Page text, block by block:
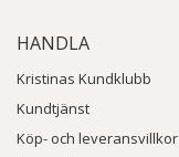
HANDLA
Kristinas Kundklubb
Kundtjänst
Köp- och leveransvillkor